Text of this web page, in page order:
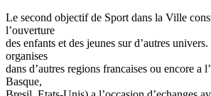
Le second objectif de Sport dans la Ville
l’ouverture
des enfants et des jeunes sur d’autres
organises
dans d’autres regions francaises ou encore a
Basque,